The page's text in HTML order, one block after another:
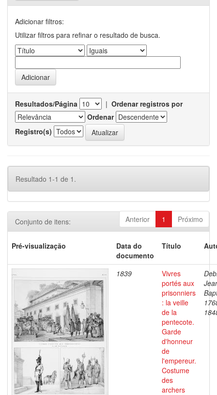
Adicionar filtros:
Utilizar filtros para refinar o resultado de busca.
Resultados/Página | Ordenar registros por
Ordenar
Registro(s)
Resultado 1-1 de 1.
Anterior 1 Próximo
Conjunto de itens:
Pré-visualização
Data do
documento
Título
1839
Vivres
portés aux
prisonniers
: la veille
de la
pentecote.
Garde
d'honneur
de
l'empereur.
Costume
des
archers